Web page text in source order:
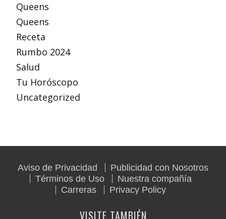
Queens
Queens
Receta
Rumbo 2024
Salud
Tu Horóscopo
Uncategorized
Aviso de Privacidad
Publicidad con Nosotros
Términos de Uso
Nuestra compañía
Carreras
Privacy Policy
VISITE TAMBIÉN